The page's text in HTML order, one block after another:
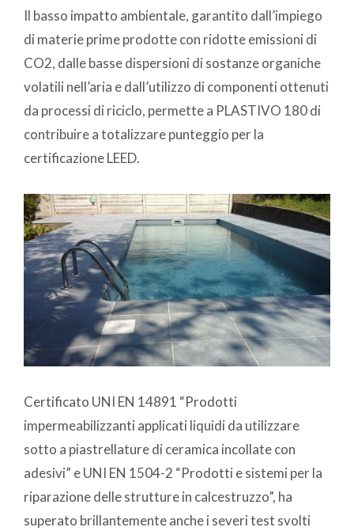
Il basso impatto ambientale, garantito dall’impiego
di materie prime prodotte con ridotte emissioni di
CO2, dalle basse dispersioni di sostanze organiche
volatili nell’aria e dall’utilizzo di componenti ottenuti
da processi di riciclo, permette a PLASTIVO 180 di
contribuire a totalizzare punteggio per la
certificazione LEED.
Certificato UNI EN 14891 “Prodotti
impermeabilizzanti applicati liquidi da utilizzare
sotto a piastrellature di ceramica incollate con
adesivi” e UNI EN 1504-2 “Prodotti e sistemi per la
riparazione delle strutture in calcestruzzo”, ha
superato brillantemente anche i severi test svolti